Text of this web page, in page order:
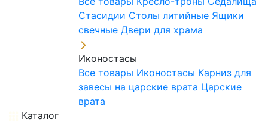
Стасидии Столы литийные Ящики
свечные Двери для храма
Иконостасы
Все товары Иконостасы Карниз для
завесы на царские врата Царские
врата
Каталог